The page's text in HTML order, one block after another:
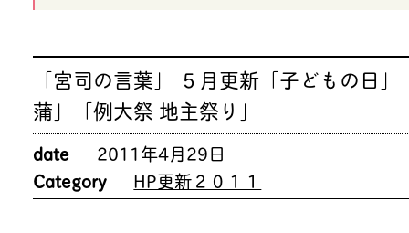
「宮司の言葉」 ５月更新「子どもの日」
蒲」「例大祭 地主祭り」
date
2011年4月29日
Category
HP更新２０１１